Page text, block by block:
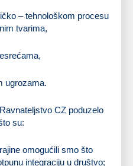
– tehnološkom procesu
tvarima,
ugrozama.
CZ poduzelo
su:
omogućili smo što
integraciju u društvo;